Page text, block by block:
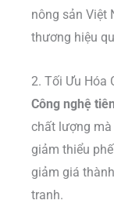
nông sản Việt
thương hiệu
2. Tối Ưu Hóa
Công nghệ
chất lượng
giảm thiểu
giảm giá
tranh.